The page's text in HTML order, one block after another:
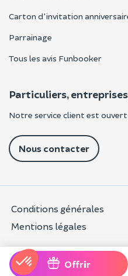
Offrir
Carton d'invitation
Parrainage
Tous les avis Funbooker
Particuliers,
Notre service client est ouvert
Nous contacter
Conditions générales
Mentions légales